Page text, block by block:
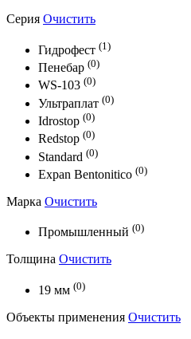
Серия Очистить
Гидрофест (1)
Пенебар (0)
WS-103 (0)
Ультраплат (0)
Idrostop (0)
Redstop (0)
Standard (0)
Expan Bentonitico (0)
Марка Очистить
Промышленный (0)
Толщина Очистить
19 мм (0)
Объекты применения Очистить